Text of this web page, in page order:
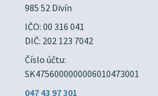
985 52 Divín
IČO: 00 316 041
DIČ: 202 123 7042
Číslo účtu:
SK4756000000006010473001
047 43 97 301